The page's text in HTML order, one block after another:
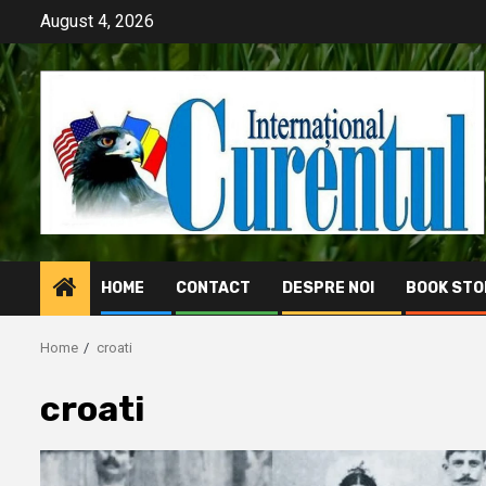
content
August 4, 2026
HOME CONTACT DESPRE NOI BOOK
Home croati
croati